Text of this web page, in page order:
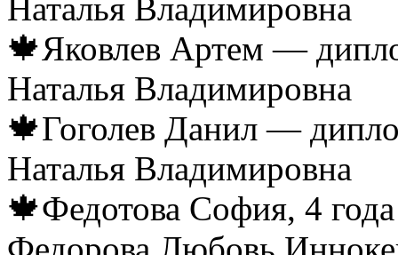
Наталья Владимировна
🍁Яковлев Артем —
Наталья Владимировна
🍁Гоголев Данил —
Наталья Владимировна
🍁Федотова София, 4